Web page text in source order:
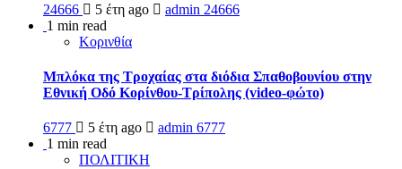
24666 5 έτη ago admin 24666
1 min read
Κορινθία
Μπλόκα της Τροχαίας στα διόδια Σπαθοβουνίου στην
Εθνική Οδό Κορίνθου-Τρίπολης (video-φώτο)
6777 5 έτη ago admin 6777
1 min read
ΠΟΛΙΤΙΚΗ